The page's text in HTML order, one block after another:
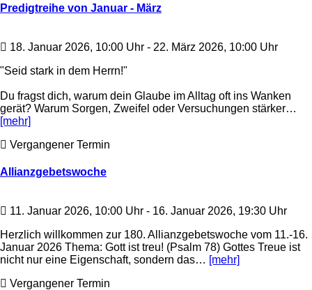
Predigtreihe von Januar - März
18. Januar 2026, 10:00 Uhr - 22. März 2026, 10:00 Uhr
"Seid stark in dem Herrn!"
Du fragst dich, warum dein Glaube im Alltag oft ins Wanken
gerät? Warum Sorgen, Zweifel oder Versuchungen stärker…
[mehr]
Vergangener Termin
Allianzgebetswoche
11. Januar 2026, 10:00 Uhr - 16. Januar 2026, 19:30 Uhr
Herzlich willkommen zur 180. Allianzgebetswoche vom 11.-16.
Januar 2026 Thema: Gott ist treu! (Psalm 78) Gottes Treue ist
nicht nur eine Eigenschaft, sondern das… [mehr]
Vergangener Termin